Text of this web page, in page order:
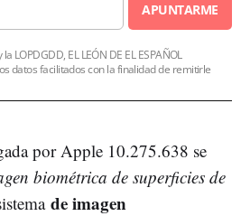
APUNTARME
LOPDGDD, EL LEÓN DE EL ESPAÑOL
datos facilitados con la finalidad de remitirle
por Apple 10.275.638 se
biométrica de superficies de
de imagen